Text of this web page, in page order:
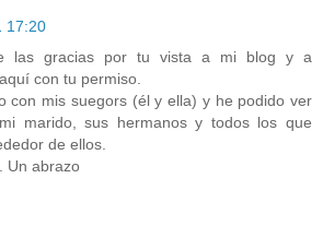
17:20
las gracias por tu vista a mi blog y a
con tu permiso.
con mis suegors (él y ella) y he podido ver
marido, sus hermanos y todos los que
de ellos.
Un abrazo